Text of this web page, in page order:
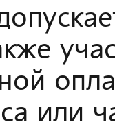
или